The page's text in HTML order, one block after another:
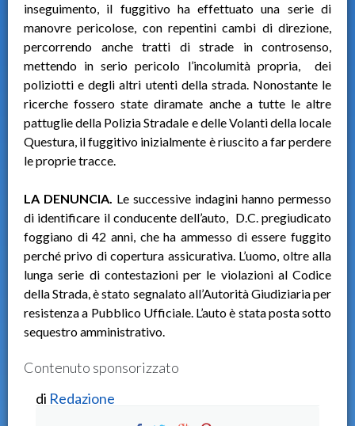
inseguimento, il fuggitivo ha effettuato una serie di
manovre pericolose, con repentini cambi di direzione,
percorrendo anche tratti di strade in controsenso,
mettendo in serio pericolo l’incolumità propria, dei
poliziotti e degli altri utenti della strada. Nonostante le
ricerche fossero state diramate anche a tutte le altre
pattuglie della Polizia Stradale e delle Volanti della locale
Questura, il fuggitivo inizialmente è riuscito a far perdere
le proprie tracce.
LA DENUNCIA. Le successive indagini hanno permesso
di identificare il conducente dell’auto, D.C. pregiudicato
foggiano di 42 anni, che ha ammesso di essere fuggito
perché privo di copertura assicurativa. L’uomo, oltre alla
lunga serie di contestazioni per le violazioni al Codice
della Strada, è stato segnalato all’Autorità Giudiziaria per
resistenza a Pubblico Ufficiale. L’auto è stata posta sotto
sequestro amministrativo.
Contenuto sponsorizzato
di Redazione